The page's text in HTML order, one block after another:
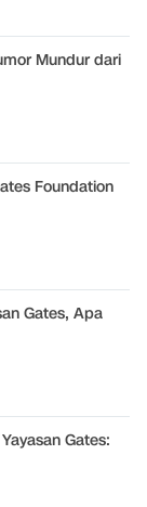
Mundur dari
Foundation
Gates, Apa
Gates: